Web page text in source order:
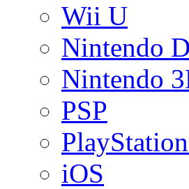
Wii U
Nintendo
Nintendo
PSP
iOS